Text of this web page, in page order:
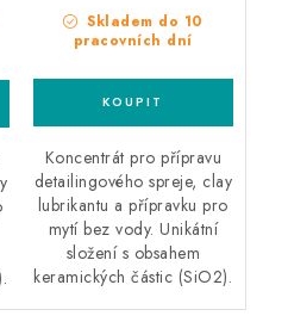
Skladem do 10
pracovních dní
Koncentrát pro přípravu
detailingového spreje, clay
lubrikantu a přípravku pro
mytí bez vody. Unikátní
složení s obsahem
keramických částic (SiO2).